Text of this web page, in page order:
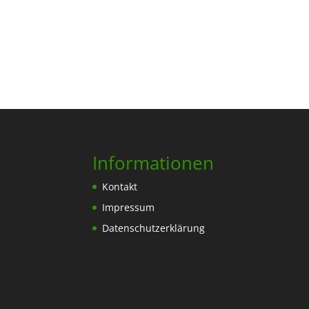
Informationen
Kontakt
Impressum
Datenschutzerklärung